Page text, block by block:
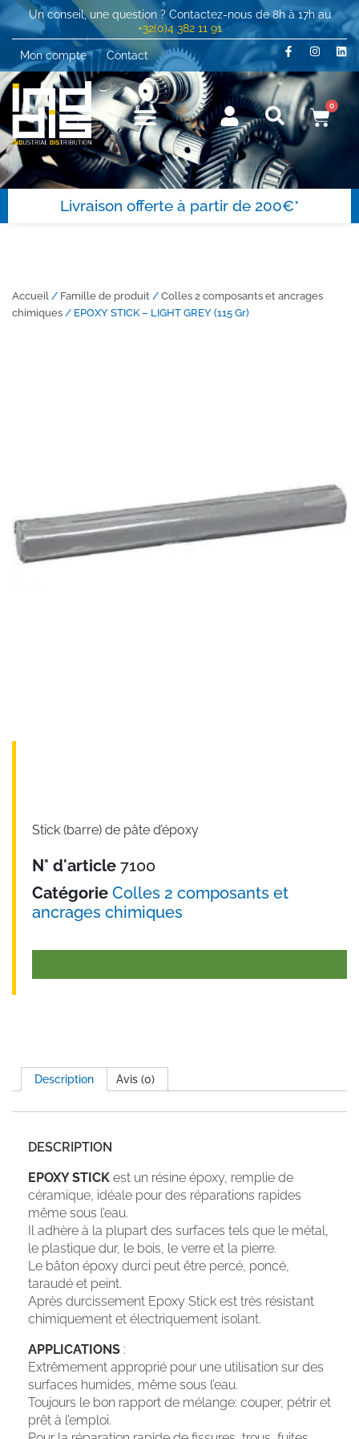
Un conseil, une question ? Contactez-nous de 8h à 17h au
+32(0)4 382 11 91
Mon compte
Contact
0
Livraison offerte à partir de 200€*
Accueil / Famille de produit / Colles 2 composants et ancrages
chimiques / EPOXY STICK – LIGHT GREY (115 Gr)
Stick (barre) de pâte d’époxy
N° d'article 7100
Catégorie Colles 2 composants et
ancrages chimiques
Description Avis (0)
DESCRIPTION
EPOXY STICK est un résine époxy, remplie de
céramique, idéale pour des réparations rapides
même sous l’eau.
Il adhère à la plupart des surfaces tels que le métal,
le plastique dur, le bois, le verre et la pierre.
Le bâton époxy durci peut être percé, poncé,
taraudé et peint.
Après durcissement Epoxy Stick est très résistant
chimiquement et électriquement isolant.
APPLICATIONS :
Extrêmement approprié pour une utilisation sur des
surfaces humides, même sous l’eau.
Toujours le bon rapport de mélange: couper, pétrir et
prêt à l’emploi.